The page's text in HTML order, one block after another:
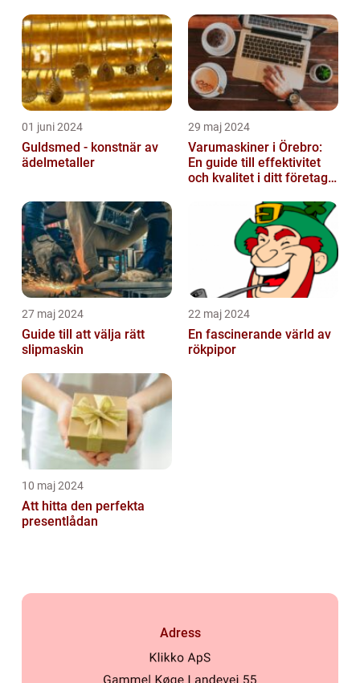
01 juni 2024
Guldsmed - konstnär av
ädelmetaller
29 maj 2024
Varumaskiner i Örebro:
En guide till effektivitet
och kvalitet i ditt företags
27 maj 2024
Guide till att välja rätt
slipmaskin
22 maj 2024
En fascinerande värld av
rökpipor
10 maj 2024
Att hitta den perfekta
presentlådan
Adress